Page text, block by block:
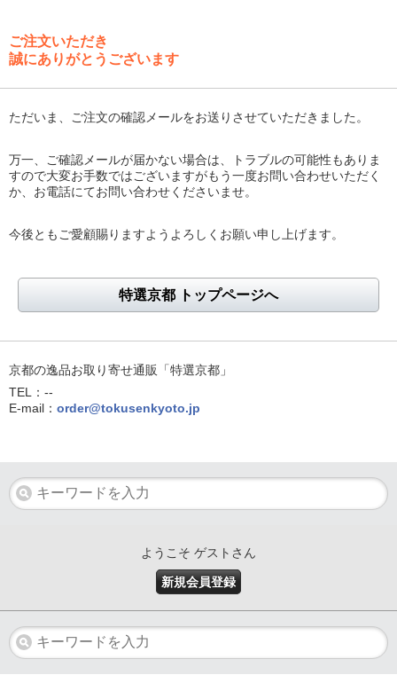
ご注文いただき
誠にありがとうございます
ただいま、ご注文の確認メールをお送りさせていただきました。
万一、ご確認メールが届かない場合は、トラブルの可能性もありま
すので大変お手数ではございますがもう一度お問い合わせいただく
か、お電話にてお問い合わせくださいませ。
今後ともご愛顧賜りますようよろしくお願い申し上げます。
特選京都 トップページへ
京都の逸品お取り寄せ通販「特選京都」
TEL：--
E-mail： order@tokusenkyoto.jp
ようこそ ゲストさん
新規会員登録